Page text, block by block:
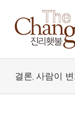
content
결론, 사람이